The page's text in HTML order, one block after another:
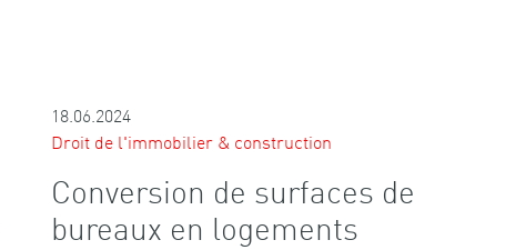
18.06.2024
Droit de l'immobilier & construction
Conversion de surfaces de
bureaux en logements